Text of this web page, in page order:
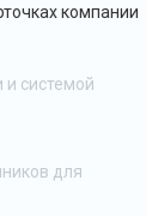
компании
и системой
для